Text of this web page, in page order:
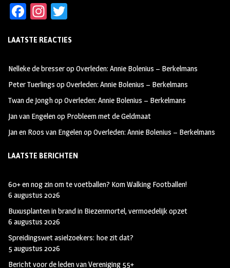
Fa
b
oo
k
In
ag
m
tt
LAATSTE REACTIES
Nelleke de bresseropOverleden: Annie Bolenius – Berkelmans
Peter Tuerlings opOverleden: Annie Bolenius – Berkelmans
Twan de JonghopOverleden: Annie Bolenius – Berkelmans
Jan van Engelenop Probleem met de Geldmaat
Jan en Roos van EngelenopOverleden: Annie Bolenius – Berkelmans
LAATSTE BERICHTEN
60+ en nog zin om te voetballen? Kom Walking Footballen!
6 augustus 2026
Buxusplanten in brand in Biezenmortel, vermoedelijk opzet
6 augustus 2026
Spreidingswet asielzoekers: hoe zit dat?
5 augustus 2026
Bericht voor de leden van Vereniging 55+